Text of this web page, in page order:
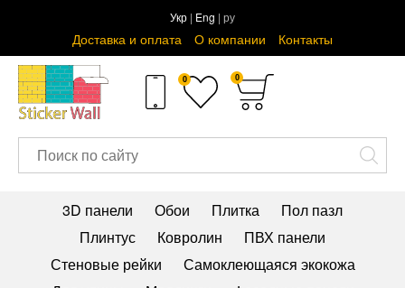
Укр | Eng | ру
Доставка и оплата О компании Контакты
0 0
3D панели Обои Плитка
Пол пазл
Плинтус
Ковролин
ПВХ панели
Стеновые рейки
Самоклеющаяся экокожа